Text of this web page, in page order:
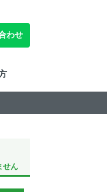
わせ
せん